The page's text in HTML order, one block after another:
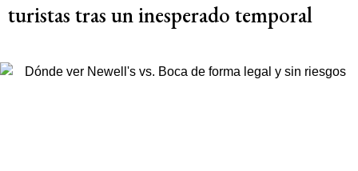
turistas tras un inesperado temporal